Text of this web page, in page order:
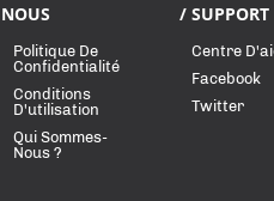
NOUS
Politique De
Confidentialité
Conditions
D'utilisation
Qui Sommes-
Nous ?
/ SUPPORT
Centre
Facebook
Twitter